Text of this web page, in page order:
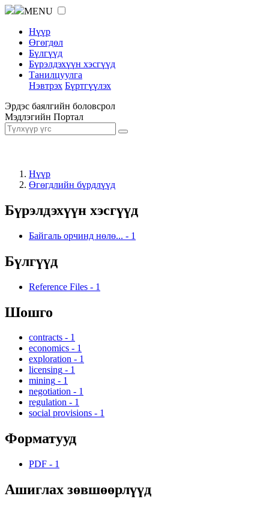
MENU
Нүүр
Өгөгдөл
Бүлгүүд
Бүрэлдэхүүн хэсгүүд
Танилцуулга
Нэвтрэх Бүртгүүлэх
Эрдэс баялгийн боловсрол
Мэдлэгийн Портал
Нүүр
Өгөгдлийн бүрдлүүд
Бүрэлдэхүүн хэсгүүд
Байгаль орчинд нөлө... - 1
Бүлгүүд
Reference Files - 1
Шошго
contracts - 1
economics - 1
exploration - 1
licensing - 1
mining - 1
negotiation - 1
regulation - 1
social provisions - 1
Форматууд
PDF - 1
Ашиглах зөвшөөрлүүд